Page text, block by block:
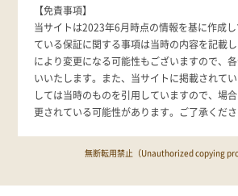
【免責事項】
当サイトは2023年6月時点の情報を基に作成
ている保証に関する事項は当時の内容を記載
により変更になる可能性もございますので、
いいたします。また、当サイトに掲載されて
しては当時のものを引用していますので、場
更されている可能性があります。ご了承くださ
無断転用禁止（Unauthorized copying